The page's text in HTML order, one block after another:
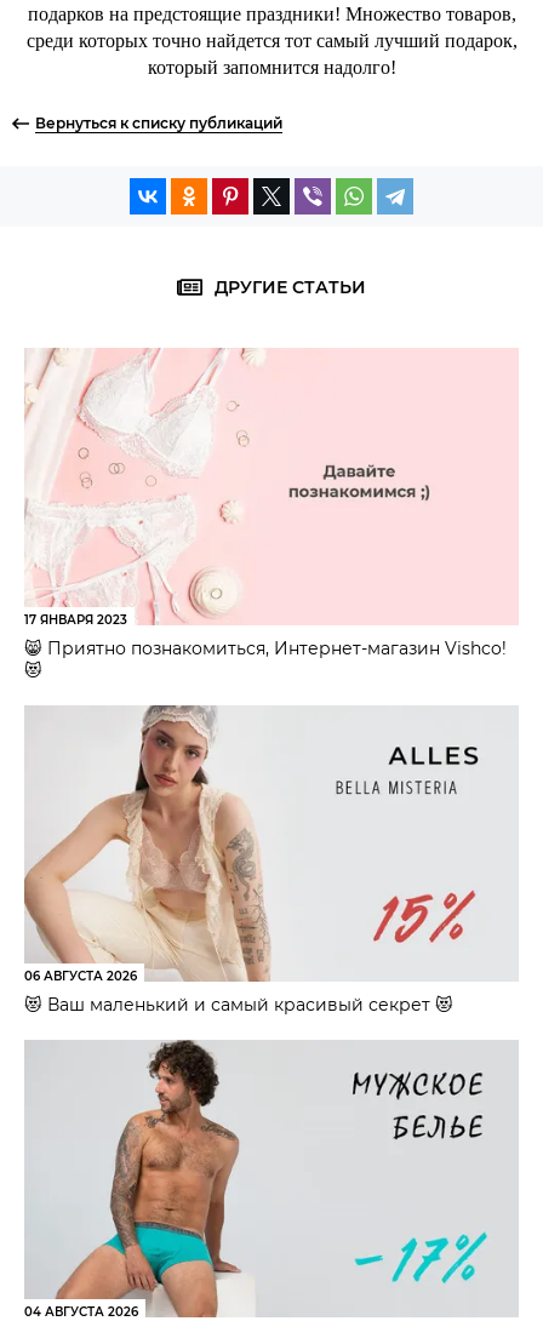
подарков на предстоящие праздники! Множество товаров,
среди которых точно найдется тот самый лучший подарок,
который запомнится надолго!
Вернуться к списку публикаций
ДРУГИЕ СТАТЬИ
17 ЯНВАРЯ 2023
😸 Приятно познакомиться, Интернет-магазин Vishco!
😻
06 АВГУСТА 2026
😻 Ваш маленький и самый красивый секрет 😻
04 АВГУСТА 2026